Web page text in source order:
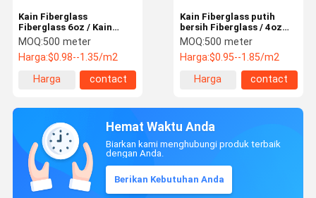
Kain Fiberglass
Fiberglass 6oz / Kain
Twill Weave Glass Fiber
0.2mm
MOQ:500 meter
Harga:$0.98--1.35/m2
Harga
contact
Kain Fiberglass putih
bersih Fiberglass / 4oz
kain serat kaca
transparan
MOQ:500 meter
Harga:$0.95--1.85/m2
Harga
contact
Hemat Waktu Anda
Biarkan kami menghubungi produk terbaik
dengan Anda.
Berikan Kebutuhan Anda